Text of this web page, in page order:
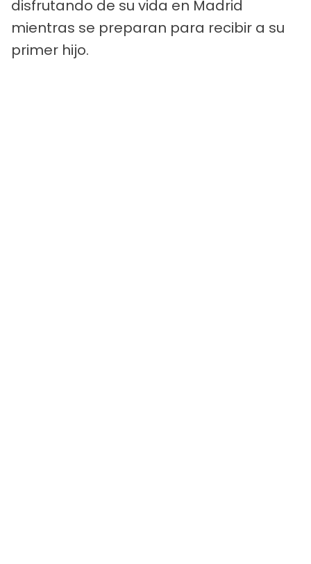
disfrutando de su vida en Madrid
mientras se preparan para recibir a su
primer hijo.